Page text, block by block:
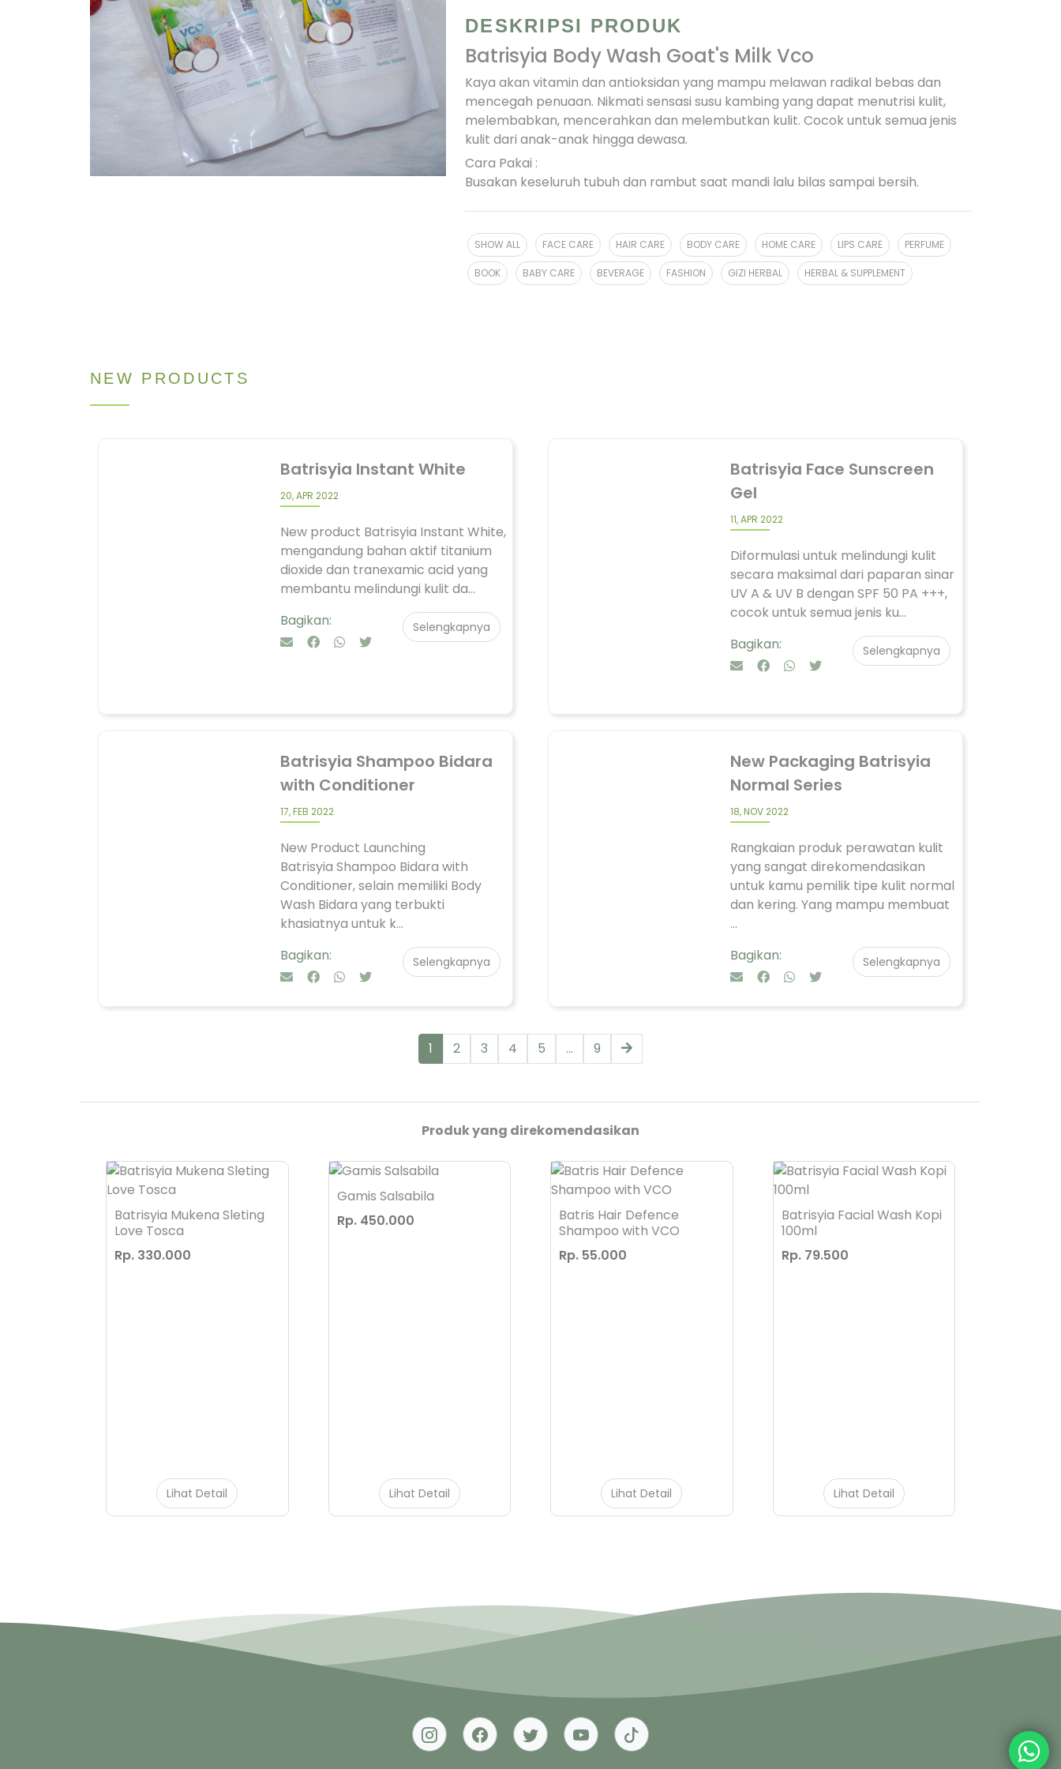
DESKRIPSI PRODUK
Batrisyia Body Wash Goat's Milk Vco
Kaya akan vitamin dan antioksidan yang mampu melawan radikal bebas dan
mencegah penuaan. Nikmati sensasi susu kambing yang dapat menutrisi kulit,
melembabkan, mencerahkan dan melembutkan kulit. Cocok untuk semua jenis
kulit dari anak-anak hingga dewasa.
Cara Pakai :
Busakan keseluruh tubuh dan rambut saat mandi lalu bilas sampai bersih.
SHOW ALL FACE CARE HAIR CARE BODY CARE HOME CARE LIPS CARE PERFUME
BOOK BABY CARE BEVERAGE FASHION GIZI HERBAL HERBAL & SUPPLEMENT
NEW PRODUCTS
Batrisyia Instant White
20, APR 2022
New product Batrisyia Instant White,
mengandung bahan aktif titanium
dioxide dan tranexamic acid yang
membantu melindungi kulit da...
Bagikan:
Selengkapnya
Batrisyia Face Sunscreen
Gel
11, APR 2022
Diformulasi untuk melindungi kulit
secara maksimal dari paparan sinar
UV A & UV B dengan SPF 50 PA +++,
cocok untuk semua jenis ku...
Bagikan:
Selengkapnya
Batrisyia Shampoo Bidara
with Conditioner
17, FEB 2022
New Product Launching
Batrisyia Shampoo Bidara with
Conditioner, selain memiliki Body
Wash Bidara yang terbukti
khasiatnya untuk k...
Bagikan:
Selengkapnya
New Packaging Batrisyia
Normal Series
18, NOV 2022
Rangkaian produk perawatan kulit
yang sangat direkomendasikan
untuk kamu pemilik tipe kulit normal
dan kering. Yang mampu membuat
...
Bagikan:
Selengkapnya
1 2 3 4 5 ... 9
Produk yang direkomendasikan
Batrisyia Mukena Sleting
Love Tosca
Rp. 330.000
Lihat Detail
Gamis Salsabila
Rp. 450.000
Lihat Detail
Batris Hair Defence
Shampoo with VCO
Rp. 55.000
Lihat Detail
Batrisyia Facial Wash Kopi
100ml
Rp. 79.500
Lihat Detail